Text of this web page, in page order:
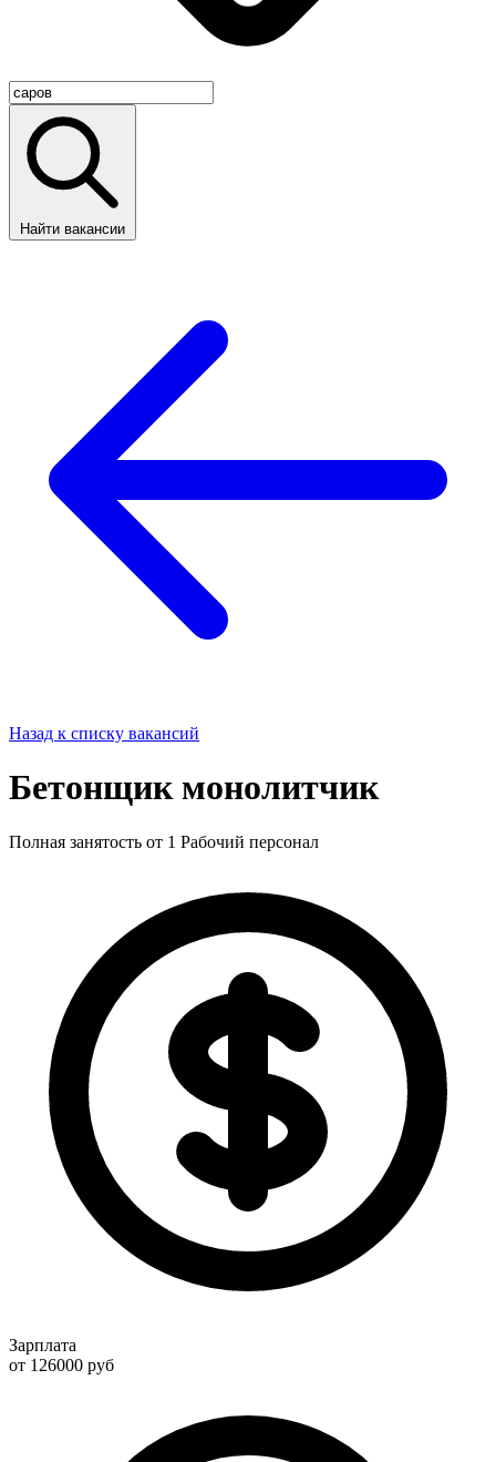
Найти вакансии
Назад к списку вакансий
Бетонщик монолитчик
Полная занятость от 1 Рабочий персонал
Зарплата
от 126000 руб